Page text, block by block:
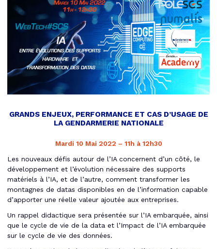
GRANDS ENJEUX, PERFORMANCE ET CAS D’USAGE DE
LA GENDARMERIE NATIONALE
Mardi 10 Mai 2022 – 11h à 12h30
Les nouveaux défis autour de l’IA concernent d’un côté, le
développement et l’évolution nécessaire des supports
matériels à l’IA, et de l’autre, comment transformer les
montagnes de datas disponibles en de l’information capable
d’apporter une réelle valeur ajoutée aux entreprises.
Un rappel didactique sera présentée sur l’IA embarquée, ainsi
que le cycle de vie de la data et l’Impact de l’IA embarquée
sur le cycle de vie des données.